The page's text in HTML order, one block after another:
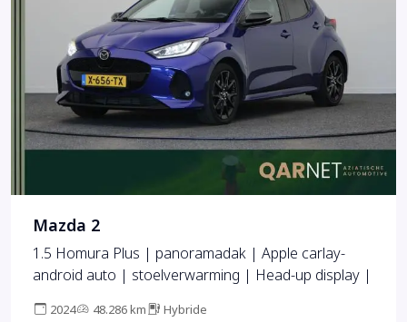
Mazda 2
1.5 Homura Plus | panoramadak | Apple carlay-
android auto | stoelverwarming | Head-up display |
2024 48.286 km Hybride